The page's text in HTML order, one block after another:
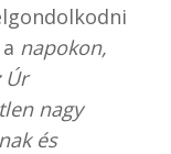
napokon,
Úr
nagy
és